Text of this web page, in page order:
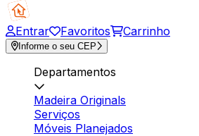
Entrar Favoritos Carrinho
Informe o seu CEP
Departamentos
Madeira Originals
Serviços
Móveis Planejados